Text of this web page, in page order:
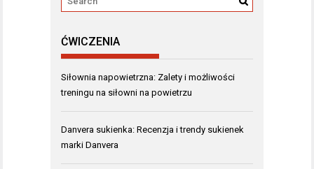
ĆWICZENIA
Siłownia napowietrzna: Zalety i możliwości
treningu na siłowni na powietrzu
Danvera sukienka: Recenzja i trendy sukienek
marki Danvera